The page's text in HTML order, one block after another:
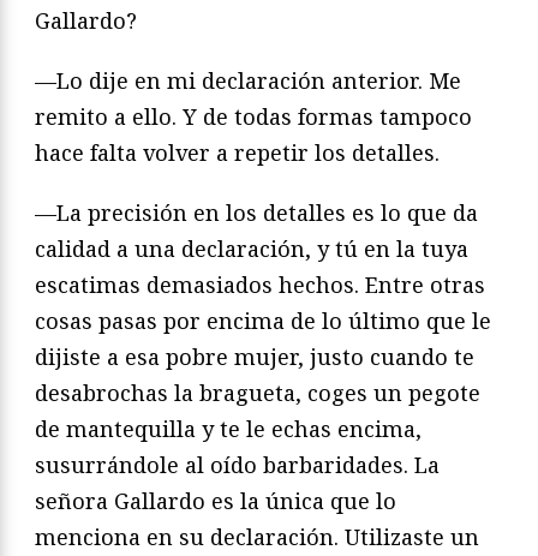
Gallardo?
—Lo dije en mi declaración anterior. Me
remito a ello. Y de todas formas tampoco
hace falta volver a repetir los detalles.
—La precisión en los detalles es lo que da
calidad a una declaración, y tú en la tuya
escatimas demasiados hechos. Entre otras
cosas pasas por encima de lo último que le
dijiste a esa pobre mujer, justo cuando te
desabrochas la bragueta, coges un pegote
de mantequilla y te le echas encima,
susurrándole al oído barbaridades. La
señora Gallardo es la única que lo
menciona en su declaración. Utilizaste un